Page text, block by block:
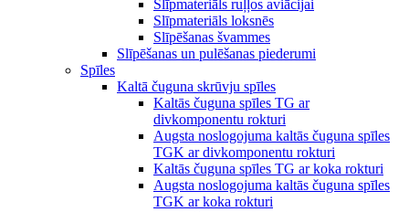
Slīpmateriāls ruļļos aviācijai
Slīpmateriāls loksnēs
Slīpēšanas švammes
Slīpēšanas un pulēšanas piederumi
Spīles
Kaltā čuguna skrūvju spīles
Kaltās čuguna spīles TG ar
divkomponentu rokturi
Augsta noslogojuma kaltās čuguna spīles
TGK ar divkomponentu rokturi
Kaltās čuguna spīles TG ar koka rokturi
Augsta noslogojuma kaltās čuguna spīles
TGK ar koka rokturi